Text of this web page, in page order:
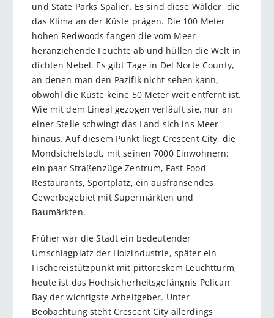
und State Parks Spalier. Es sind diese Wälder, die
das Klima an der Küste prägen. Die 100 Meter
hohen Redwoods fangen die vom Meer
heranziehende Feuchte ab und hüllen die Welt in
dichten Nebel. Es gibt Tage in Del Norte County,
an denen man den Pazifik nicht sehen kann,
obwohl die Küste keine 50 Meter weit entfernt ist.
Wie mit dem Lineal gezogen verläuft sie, nur an
einer Stelle schwingt das Land sich ins Meer
hinaus. Auf diesem Punkt liegt Crescent City, die
Mondsichelstadt, mit seinen 7000 Einwohnern:
ein paar Straßenzüge Zentrum, Fast-Food-
Restaurants, Sportplatz, ein ausfransendes
Gewerbegebiet mit Supermärkten und
Baumärkten.
Früher war die Stadt ein bedeutender
Umschlagplatz der Holzindustrie, später ein
Fischereistützpunkt mit pittoreskem Leuchtturm,
heute ist das Hochsicherheitsgefängnis Pelican
Bay der wichtigste Arbeitgeber. Unter
Beobachtung steht Crescent City allerdings